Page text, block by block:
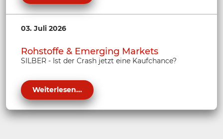
03. Juli 2026
Rohstoffe & Emerging Markets
SILBER - Ist der Crash jetzt eine Kaufchance?
Weiterlesen...